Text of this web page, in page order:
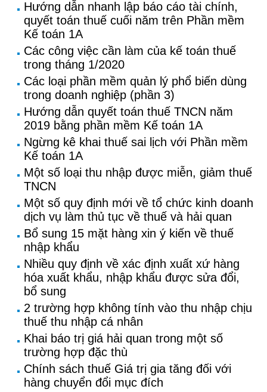
Hướng dẫn nhanh lập báo cáo tài chính,
quyết toán thuế cuối năm trên Phần mềm
Kế toán 1A
Các công việc cần làm của kế toán thuế
trong tháng 1/2020
Các loại phần mềm quản lý phổ biến dùng
trong doanh nghiệp (phần 3)
Hướng dẫn quyết toán thuế TNCN năm
2019 bằng phần mềm Kế toán 1A
Ngừng kê khai thuế sai lịch với Phần mềm
Kế toán 1A
Một số loại thu nhập được miễn, giảm thuế
TNCN
Một số quy định mới về tổ chức kinh doanh
dịch vụ làm thủ tục về thuế và hải quan
Bổ sung 15 mặt hàng xin ý kiến về thuế
nhập khẩu
Nhiều quy định về xác định xuất xứ hàng
hóa xuất khẩu, nhập khẩu được sửa đổi,
bổ sung
2 trường hợp không tính vào thu nhập chịu
thuế thu nhập cá nhân
Khai báo trị giá hải quan trong một số
trường hợp đặc thù
Chính sách thuế Giá trị gia tăng đối với
hàng chuyển đổi mục đích